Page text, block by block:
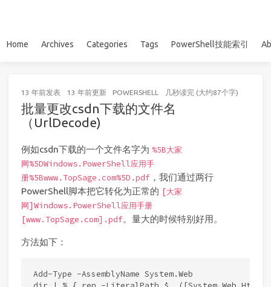
Home Archives Categories Tags PowerShell技能索引
13 年前发表 13 年前更新 POWERSHELL 几秒读完 (大约87个字)
批量更改csdn下载的文件名
（UrlDecode)
例如csdn下载的一个文件名字为 %5B大家
网%5DWindows.PowerShell应用手
册%5Bwww.TopSage.com%5D.pdf ，我们通过两行
PowerShell脚本把它转化为正常的 [大家
网]Windows.PowerShell应用手册
[www.TopSage.com].pdf。量大的时候特别好用。
方法如下：
Add-Type -AssemblyName System.Web